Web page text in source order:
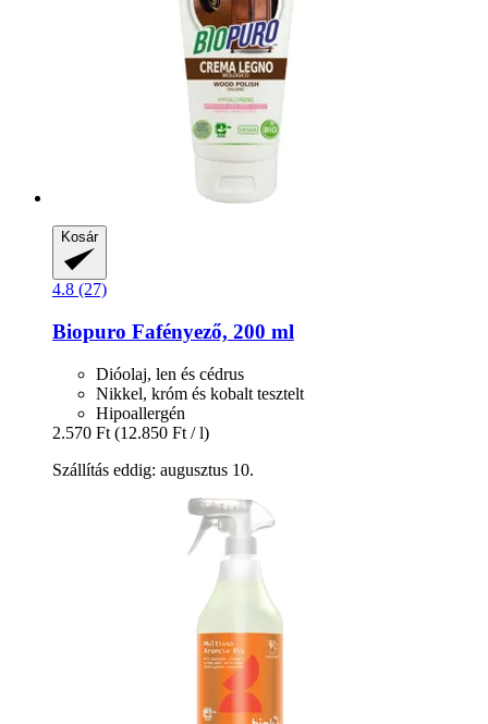
Kosár
4.8 (27)
Biopuro Fafényező, 200 ml
Dióolaj, len és cédrus
Nikkel, króm és kobalt tesztelt
Hipoallergén
2.570 Ft (12.850 Ft / l)
Szállítás eddig: augusztus 10.